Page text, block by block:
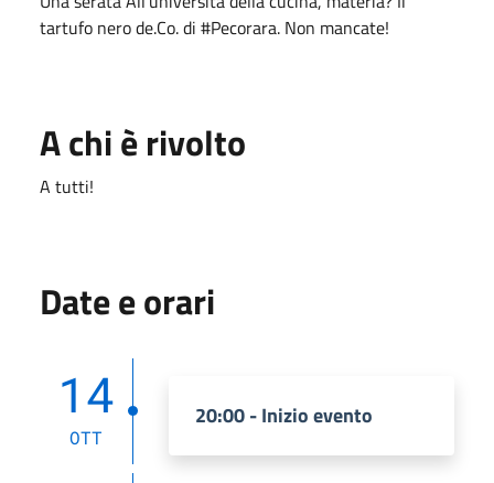
tartufo nero de.Co. di #Pecorara. Non mancate!
A chi è rivolto
A tutti!
Date e orari
14
OTT
20:00 - Inizio evento